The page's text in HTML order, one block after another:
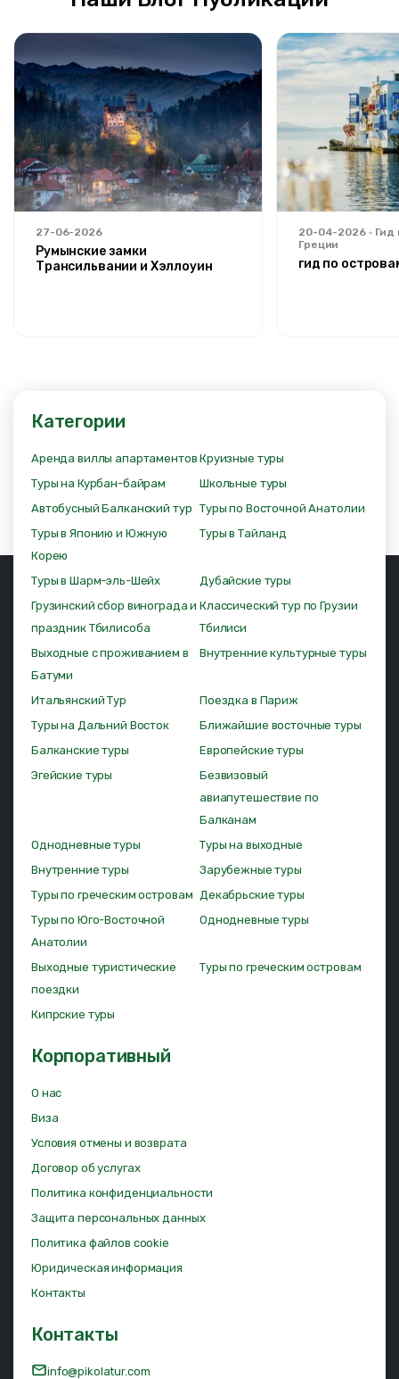
27-06-2026
Румынские замки
Трансильвании и Хэллоуин
20-04-2026
Гид
Греции
гид по
Категории
Аренда виллы апартаментов Круизные туры
Туры на Курбан-байрам
Школьные туры
Автобусный Балканский тур Туры по Восточной Анатолии
Туры в Японию и Южную
Корею
Туры в Тайланд
Туры в Шарм-эль-Шейх
Дубайские туры
Грузинский сбор винограда и
праздник Тбилисоба
Классический тур по Грузии
Тбилиси
Выходные с проживанием в
Батуми
Внутренние культурные туры
Итальянский Тур
Поездка в Париж
Туры на Дальний Восток
Ближайшие восточные туры
Балканские туры
Европейские туры
Эгейские туры
Безвизовый
авиапутешествие по
Балканам
Однодневные туры
Туры на выходные
Внутренние туры
Зарубежные туры
Туры по греческим островам
Декабрьские туры
Туры по Юго-Восточной
Анатолии
Однодневные туры
Выходные туристические
поездки
Туры по греческим островам
Кипрские туры
Корпоративный
О нас
Виза
Условия отмены и возврата
Договор об услугах
Политика конфиденциальности
Защита персональных данных
Политика файлов cookie
Юридическая информация
Контакты
Контакты
info@pikolatur.com